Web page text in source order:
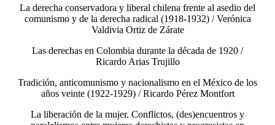
La derecha conservadora y liberal chilena frente al asedio del
comunismo y de la derecha radical (1918-1932) / Verónica
Valdivia Ortiz de Zárate
Las derechas en Colombia durante la década de 1920 /
Ricardo Arias Trujillo
Tradición, anticomunismo y nacionalismo en el México de los
años veinte (1922-1929) / Ricardo Pérez Montfort
La liberación de la mujer. Conflictos, (des)encuentros y